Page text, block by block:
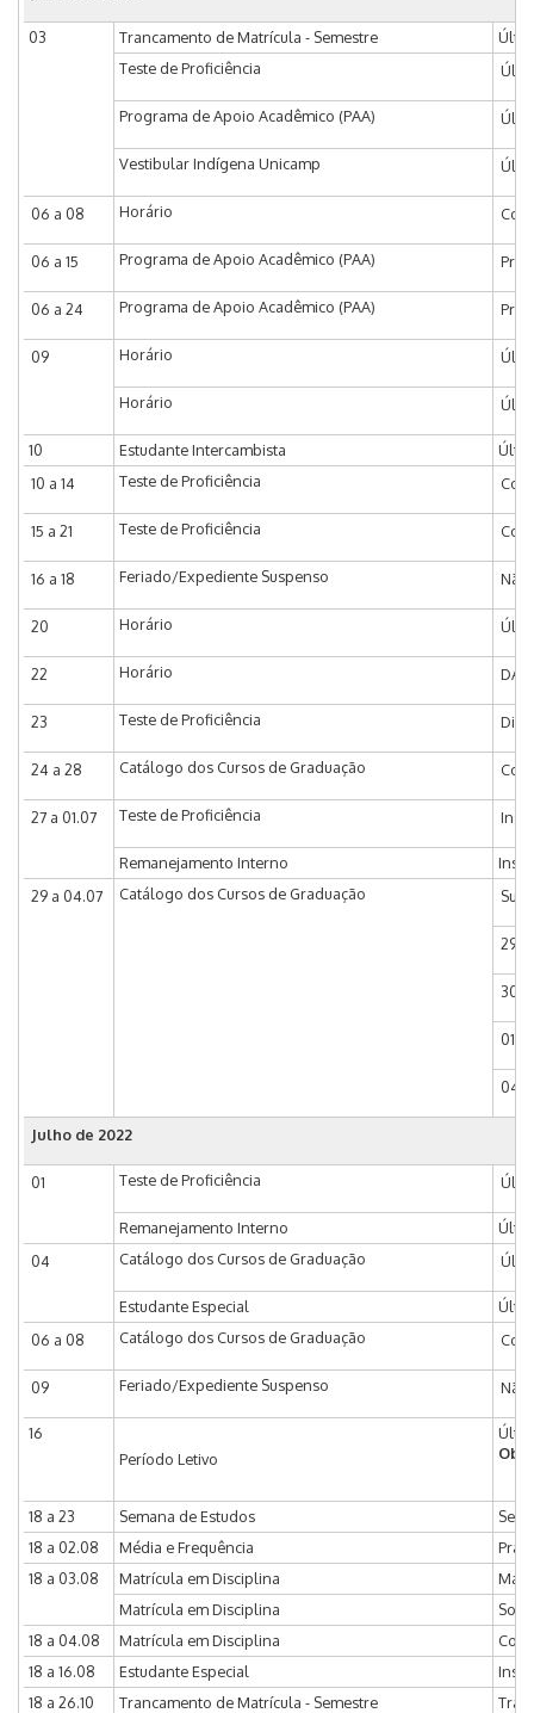
03 Trancamento de Matrícula - Semestre
Teste de Proficiência
Programa de Apoio Acadêmico (PAA)
Vestibular Indígena Unicamp
06 a 08 Horário
06 a 15 Programa de Apoio Acadêmico (PAA)
06 a 24 Programa de Apoio Acadêmico (PAA)
09 Horário
Horário
10 Estudante Intercambista
10 a 14
Teste de Proficiência
15 a 21 Teste de Proficiência
16 a 18 Feriado/Expediente Suspenso Não
20 Horário
22 Horário
23 Teste de Proficiência
24 a 28 Catálogo dos Cursos de Graduação
27 a 01.07 Teste de Proficiência
Remanejamento Interno
29 a 04.07
Catálogo dos Cursos de Graduação
Julho de 2022
01 Teste de Proficiência
Remanejamento Interno
04
Catálogo dos Cursos de Graduação
Estudante Especial
06 a 08
Catálogo dos Cursos de Graduação
09 Feriado/Expediente Suspenso Não
16
Período Letivo
18 a 23 Semana de Estudos
18 a 02.08
Média e Frequência
18 a 03.08
Matrícula em Disciplina
Matrícula em Disciplina
18 a 04.08
Matrícula em Disciplina
18 a 16.08
Estudante Especial
18 a 26.10
Trancamento de Matrícula - Semestre